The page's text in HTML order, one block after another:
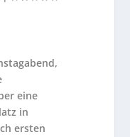
eine
in
ersten